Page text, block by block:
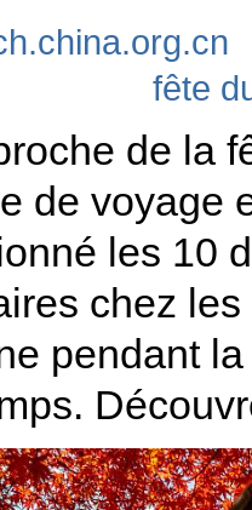
fête
de la
de voyage
les 10
chez
pendant